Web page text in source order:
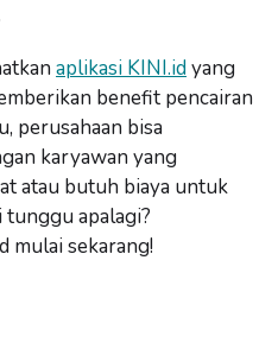
aplikasi KINI.idyang
benefit pencairan
perusahaan bisa
karyawan yang
atau butuh biaya untuk
tunggu apalagi?
mulai sekarang!